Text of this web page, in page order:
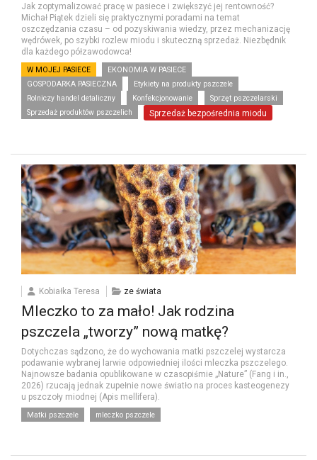
Jak zoptymalizować pracę w pasiece i zwiększyć jej rentowność?
Michał Piątek dzieli się praktycznymi poradami na temat
oszczędzania czasu – od pozyskiwania wiedzy, przez mechanizację
wędrówek, po szybki rozlew miodu i skuteczną sprzedaż. Niezbędnik
dla każdego półzawodowca!
W MOJEJ PASIECE
EKONOMIA W PASIECE
GOSPODARKA PASIECZNA
Etykiety na produkty pszczele
Rolniczy handel detaliczny
Konfekcjonowanie
Sprzęt pszczelarski
Sprzedaż produktów pszczelich
Sprzedaż bezpośrednia miodu
Kobiałka Teresa ze świata
Mleczko to za mało! Jak rodzina
pszczela „tworzy” nową matkę?
Dotychczas sądzono, że do wychowania matki pszczelej wystarcza
podawanie wybranej larwie odpowiedniej ilości mleczka pszczelego.
Najnowsze badania opublikowane w czasopiśmie „Nature” (Fang i in.,
2026) rzucają jednak zupełnie nowe światło na proces kasteogenezy
u pszczoły miodnej (Apis mellifera).
Matki pszczele mleczko pszczele